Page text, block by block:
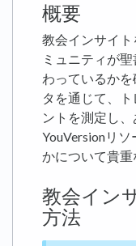
概要
教会インサイ
ミュニティが
わっているか
タを通じて、
ントを測定し
YouVersionリ
かについて貴重
教会イン
方法